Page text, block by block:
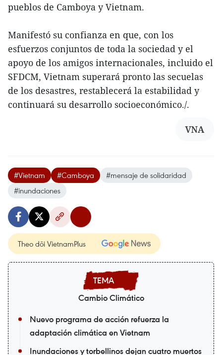
pueblos de Camboya y Vietnam.
Manifestó su confianza en que, con los
esfuerzos conjuntos de toda la sociedad y el
apoyo de los amigos internacionales, incluido el
SFDCM, Vietnam superará pronto las secuelas
de los desastres, restablecerá la estabilidad y
continuará su desarrollo socioeconómico./.
VNA
#Vietnam #Camboya
#mensaje de solidaridad
#inundaciones
Theo dõi VietnamPlus
Cambio Climático
Nuevo programa de acción refuerza la
adaptación climática en Vietnam
Inundaciones y torbellinos dejan cuatro muertos